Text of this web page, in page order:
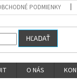
PODMIENKY
HĽADAŤ
O NÁS